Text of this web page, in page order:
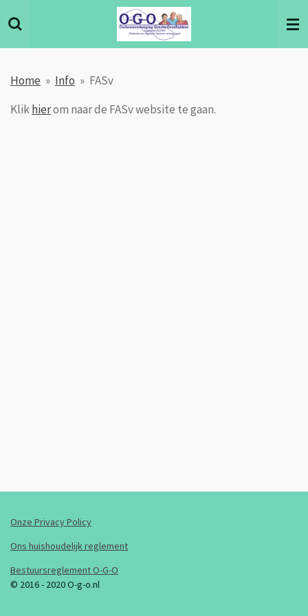
Ga
direct
naar
hoofdinhoud
Home » Info » FASv
Klikhierom naar de FASv website te gaan.
Onze Privacy Policy
Ons huishoudelijk reglement
Bestuursreglement O-G-O
© 2016 - 2020 O-g-o.nl